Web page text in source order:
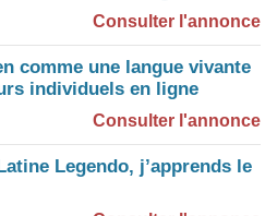
Consulter l'annonce
comme une langue vivante
individuels en ligne
Consulter l'annonce
Legendo, j’apprends le